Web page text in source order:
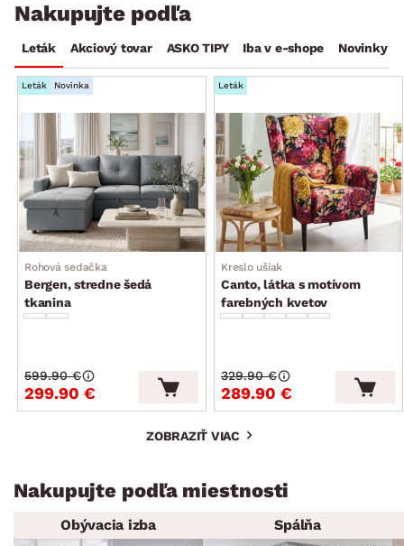
Nakupujte podľa
Leták Akciový tovar ASKO TIPY Iba v e-shope Novinky
Leták Novinka
Rohová sedačka
Bergen, stredne šedá
tkanina
299.90 €
599.90 €
Leták
Kreslo ušiak
Canto, látka s motívom
farebných kvetov
289.90 €
329.90 €
ZOBRAZIŤ VIAC
Nakupujte podľa miestnosti
Obývacia izba Spálňa